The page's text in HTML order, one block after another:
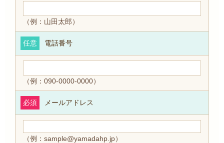
（例：山田太郎）
電話番号
任意
（例：090-0000-0000）
メールアドレス
必須
（例：sample@yamadahp.jp）